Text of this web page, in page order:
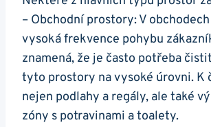
– Obchodní prostory: V
vysoká frekvence pohybu
znamená, že je často potřeba
tyto prostory na vysoké úrovni. K
nejen podlahy a regály, ale také
zóny s potravinami a toalety.